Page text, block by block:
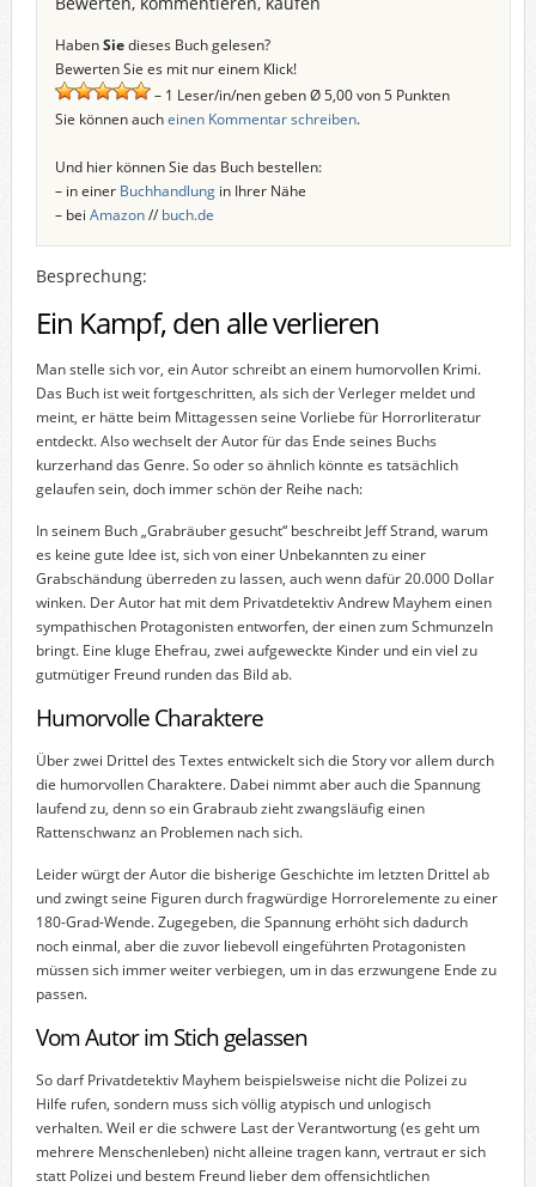
HabenSiedieses Buch gelesen?
Bewerten Sie es mit nur einem Klick!
– 1 Leser/in/nen geben Ø 5,00 von 5 Punkten
Sie können aucheinen Kommentar schreiben.
Und hier können Sie das Buch bestellen:
– in einer Buchhandlungin Ihrer Nähe
– bei Amazon//buch.de
Besprechung:
Ein Kampf, den alle verlieren
Man stelle sich vor, ein Autor schreibt an einem humorvollen Krimi.
Das Buch ist weit fortgeschritten, als sich der Verleger meldet und
meint, er hätte beim Mittagessen seine Vorliebe für Horrorliteratur
entdeckt. Also wechselt der Autor für das Ende seines Buchs
kurzerhand das Genre. So oder so ähnlich könnte es tatsächlich
gelaufen sein, doch immer schön der Reihe nach:
In seinem Buch „Grabräuber gesucht“ beschreibt Jeff Strand, warum
es keine gute Idee ist, sich von einer Unbekannten zu einer
Grabschändung überreden zu lassen, auch wenn dafür 20.000 Dollar
winken. Der Autor hat mit dem Privatdetektiv Andrew Mayhem einen
sympathischen Protagonisten entworfen, der einen zum Schmunzeln
bringt. Eine kluge Ehefrau, zwei aufgeweckte Kinder und ein viel zu
gutmütiger Freund runden das Bild ab.
Humorvolle Charaktere
Über zwei Drittel des Textes entwickelt sich die Story vor allem durch
die humorvollen Charaktere. Dabei nimmt aber auch die Spannung
laufend zu, denn so ein Grabraub zieht zwangsläufig einen
Rattenschwanz an Problemen nach sich.
Leider würgt der Autor die bisherige Geschichte im letzten Drittel ab
und zwingt seine Figuren durch fragwürdige Horrorelemente zu einer
180-Grad-Wende. Zugegeben, die Spannung erhöht sich dadurch
noch einmal, aber die zuvor liebevoll eingeführten Protagonisten
müssen sich immer weiter verbiegen, um in das erzwungene Ende zu
passen.
Vom Autor im Stich gelassen
So darf Privatdetektiv Mayhem beispielsweise nicht die Polizei zu
Hilfe rufen, sondern muss sich völlig atypisch und unlogisch
verhalten. Weil er die schwere Last der Verantwortung (es geht um
mehrere Menschenleben) nicht alleine tragen kann, vertraut er sich
statt Polizei und bestem Freund lieber dem offensichtlichen